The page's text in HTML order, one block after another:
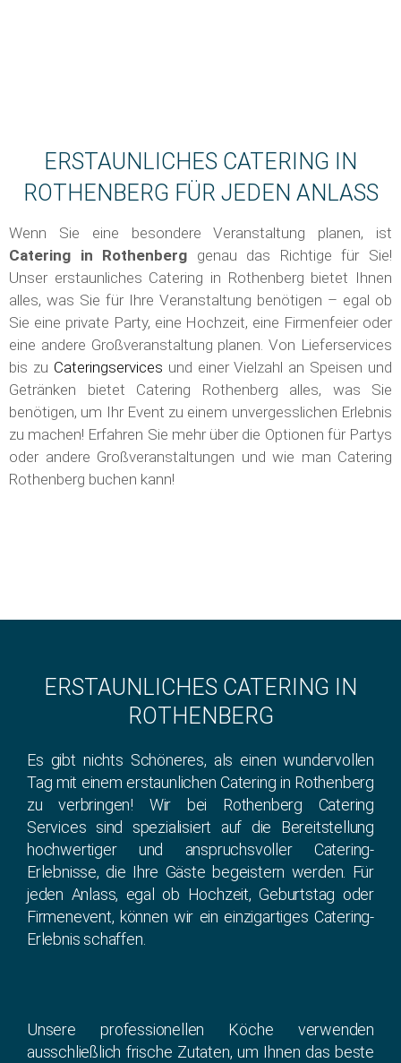
ERSTAUNLICHES CATERING IN
ROTHENBERG FÜR JEDEN ANLASS
Wenn Sie eine besondere Veranstaltung planen, ist
Catering in Rothenberg genau das Richtige für Sie!
Unser erstaunliches Catering in Rothenberg bietet Ihnen
alles, was Sie für Ihre Veranstaltung benötigen – egal ob
Sie eine private Party, eine Hochzeit, eine Firmenfeier oder
eine andere Großveranstaltung planen. Von Lieferservices
bis zu Cateringservices und einer Vielzahl an Speisen und
Getränken bietet Catering Rothenberg alles, was Sie
benötigen, um Ihr Event zu einem unvergesslichen Erlebnis
zu machen! Erfahren Sie mehr über die Optionen für Partys
oder andere Großveranstaltungen und wie man Catering
Rothenberg buchen kann!
ERSTAUNLICHES CATERING IN
ROTHENBERG
Es gibt nichts Schöneres, als einen wundervollen
Tag mit einem erstaunlichen Catering in Rothenberg
zu verbringen! Wir bei Rothenberg Catering
Services sind spezialisiert auf die Bereitstellung
hochwertiger und anspruchsvoller Catering-
Erlebnisse, die Ihre Gäste begeistern werden. Für
jeden Anlass, egal ob Hochzeit, Geburtstag oder
Firmenevent, können wir ein einzigartiges Catering-
Erlebnis schaffen.
Unsere professionellen Köche verwenden
ausschließlich frische Zutaten, um Ihnen das beste